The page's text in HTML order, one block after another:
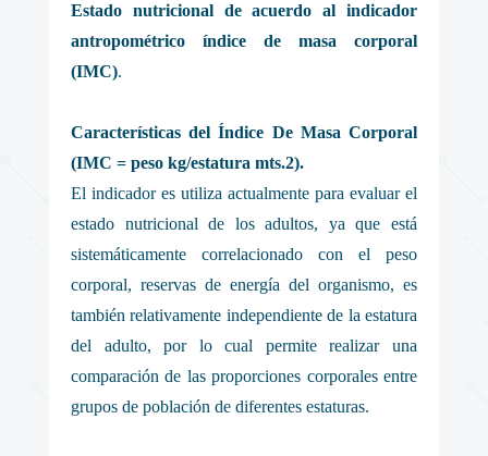
Estado nutricional de acuerdo al indicador
antropométrico índice de masa corporal
(IMC).
Características del Índice De Masa Corporal
(IMC = peso kg/estatura mts.2).
El indicador es utiliza actualmente para evaluar el
estado nutricional de los adultos, ya que está
sistemáticamente correlacionado con el peso
corporal, reservas de energía del organismo, es
también relativamente independiente de la estatura
del adulto, por lo cual permite realizar una
comparación de las proporciones corporales entre
grupos de población de diferentes estaturas.